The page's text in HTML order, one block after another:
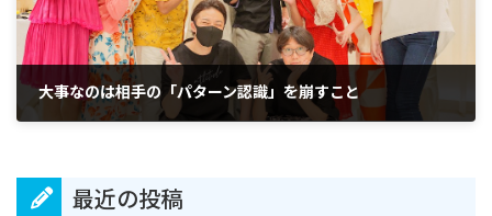
大事なのは相手の「パターン認識」を崩すこと
2022年7月4日
最近の投稿